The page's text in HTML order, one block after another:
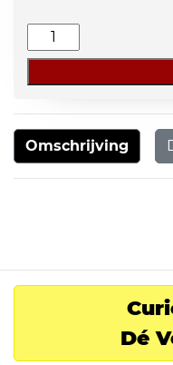
aantal
Omschrijving
Dé